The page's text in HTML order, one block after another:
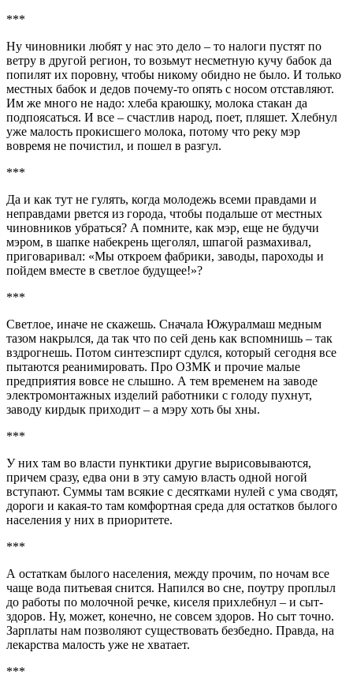
***
Ну чиновники любят у нас это дело – то налоги пустят по
ветру в другой регион, то возьмут несметную кучу бабок да
попилят их поровну, чтобы никому обидно не было. И только
местных бабок и дедов почему-то опять с носом отставляют.
Им же много не надо: хлеба краюшку, молока стакан да
подпоясаться. И все – счастлив народ, поет, пляшет. Хлебнул
уже малость прокисшего молока, потому что реку мэр
вовремя не почистил, и пошел в разгул.
***
Да и как тут не гулять, когда молодежь всеми правдами и
неправдами рвется из города, чтобы подальше от местных
чиновников убраться? А помните, как мэр, еще не будучи
мэром, в шапке набекрень щеголял, шпагой размахивал,
приговаривал: «Мы откроем фабрики, заводы, пароходы и
пойдем вместе в светлое будущее!»?
***
Светлое, иначе не скажешь. Сначала Южуралмаш медным
тазом накрылся, да так что по сей день как вспомнишь – так
вздрогнешь. Потом синтезспирт сдулся, который сегодня все
пытаются реанимировать. Про ОЗМК и прочие малые
предприятия вовсе не слышно. А тем временем на заводе
электромонтажных изделий работники с голоду пухнут,
заводу кирдык приходит – а мэру хоть бы хны.
***
У них там во власти пунктики другие вырисовываются,
причем сразу, едва они в эту самую власть одной ногой
вступают. Суммы там всякие с десятками нулей с ума сводят,
дороги и какая-то там комфортная среда для остатков былого
населения у них в приоритете.
***
А остаткам былого населения, между прочим, по ночам все
чаще вода питьевая снится. Напился во сне, поутру проплыл
до работы по молочной речке, киселя прихлебнул – и сыт-
здоров. Ну, может, конечно, не совсем здоров. Но сыт точно.
Зарплаты нам позволяют существовать безбедно. Правда, на
лекарства малость уже не хватает.
***